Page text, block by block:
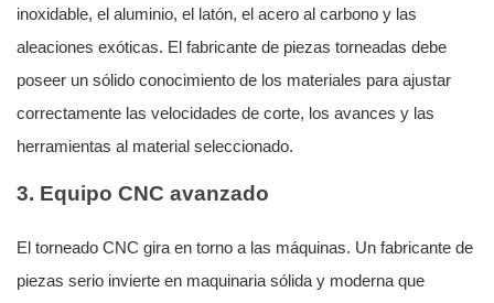
inoxidable, el aluminio, el latón, el acero al carbono y las
aleaciones exóticas. El fabricante de piezas torneadas debe
poseer un sólido conocimiento de los materiales para ajustar
correctamente las velocidades de corte, los avances y las
herramientas al material seleccionado.
3. Equipo CNC avanzado
El torneado CNC gira en torno a las máquinas. Un fabricante de
piezas serio invierte en maquinaria sólida y moderna que